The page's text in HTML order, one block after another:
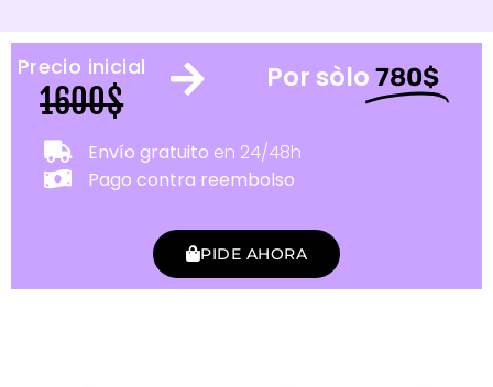
Precio inicial
1600$
Por sòlo 780$
Envío gratuito en 24/48h
Pago contra reembolso
PIDE AHORA